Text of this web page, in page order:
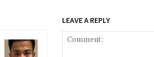
LEAVE A REPLY